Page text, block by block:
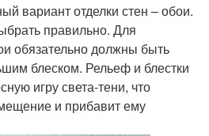
вариант отделки стен – обои.
правильно. Для
обязательно должны быть
блеском. Рельеф и блестки
игру света-тени, что
и прибавит ему